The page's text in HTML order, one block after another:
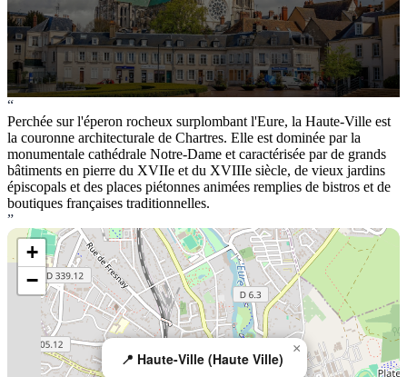
“
Perchée sur l'éperon rocheux surplombant l'Eure, la Haute-Ville est
la couronne architecturale de Chartres. Elle est dominée par la
monumentale cathédrale Notre-Dame et caractérisée par de grands
bâtiments en pierre du XVIIe et du XVIIIe siècle, de vieux jardins
épiscopals et des places piétonnes animées remplies de bistros et de
boutiques françaises traditionnelles.
”
📍 Haute-Ville (Haute Ville)
×
+
−